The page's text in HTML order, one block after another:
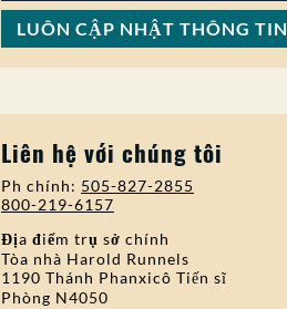
LUÔN CẬP NHẬT THÔNG TIN
Liên hệ với chúng tôi
Ph chính: 505-827-2855
800-219-6157
Địa điểm trụ sở chính
Tòa nhà Harold Runnels
1190 Thánh Phanxicô Tiến sĩ
Phòng N4050